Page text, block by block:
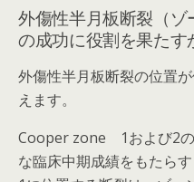
外傷性半月板断裂（ゾ
の成功に役割を果たす
外傷性半月板断裂の位置
えます。
Cooper zone 1および2の
な臨床中期成績をもたら